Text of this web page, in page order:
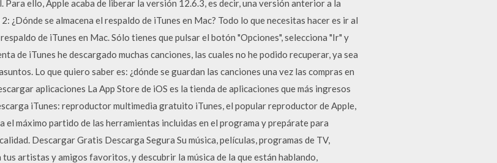
Para ello, Apple acaba de liberar la versión 12.6.3, es decir, una versión anterior a la
¿Dónde se almacena el respaldo de iTunes en Mac? Todo lo que necesitas hacer es ir al
de iTunes en Mac. Sólo tienes que pulsar el botón "Opciones", selecciona "Ir" y
de iTunes he descargado muchas canciones, las cuales no he podido recuperar, ya sea
Lo que quiero saber es: ¿dónde se guardan las canciones una vez las compras en
aplicaciones La App Store de iOS es la tienda de aplicaciones que más ingresos
iTunes: reproductor multimedia gratuito iTunes, el popular reproductor de Apple,
el máximo partido de las herramientas incluidas en el programa y prepárate para
Descargar Gratis Descarga Segura Su música, películas, programas de TV,
artistas y amigos favoritos, y descubrir la música de la que están hablando,